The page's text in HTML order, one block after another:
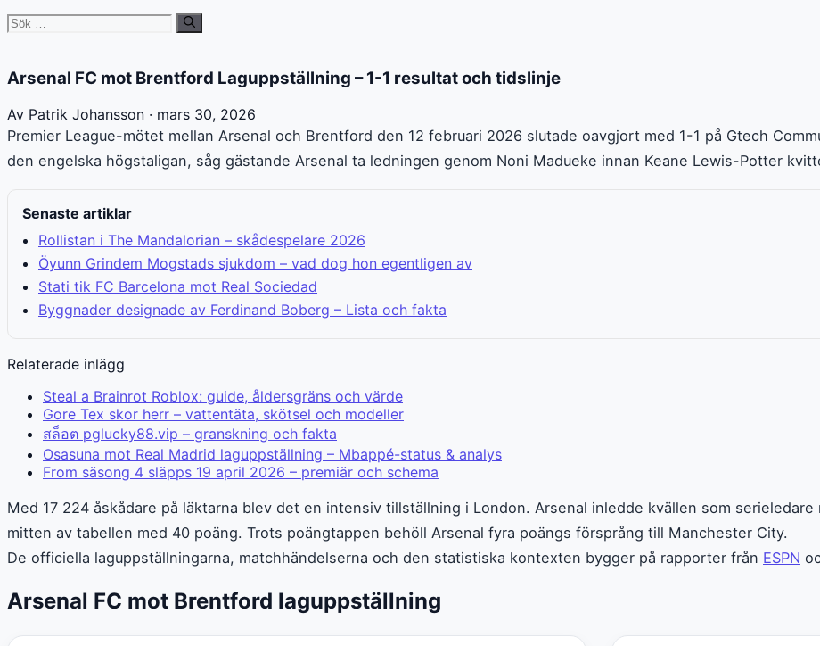
Sök
Arsenal FC mot Brentford Laguppställning – 1-1 resultat och tidslinje
Av Patrik Johansson · mars 30, 2026
Premier League-mötet mellan Arsenal och Brentford den 12 februari 2026 slutade oavgjort med 1-1 på Gtech
den engelska högstaligan, såg gästande Arsenal ta ledningen genom Noni Madueke innan Keane Lewis-Potter
Senaste artiklar
Rollistan i The Mandalorian – skådespelare 2026
Öyunn Grindem Mogstads sjukdom – vad dog hon egentligen av
Stati tik FC Barcelona mot Real Sociedad
Byggnader designade av Ferdinand Boberg – Lista och fakta
Relaterade inlägg
Steal a Brainrot Roblox: guide, åldersgräns och värde
Gore Tex skor herr – vattentäta, skötsel och modeller
สล็อต pglucky88.vip – granskning och fakta
Osasuna mot Real Madrid laguppställning – Mbappé-status & analys
From säsong 4 släpps 19 april 2026 – premiär och schema
Med 17 224 åskådare på läktarna blev det en intensiv tillställning i London. Arsenal inledde kvällen som
mitten av tabellen med 40 poäng. Trots poängtappen behöll Arsenal fyra poängs försprång till Manchester City.
De officiella laguppställningarna, matchhändelserna och den statistiska kontexten bygger på rapporter från ESPN
Arsenal FC mot Brentford laguppställning